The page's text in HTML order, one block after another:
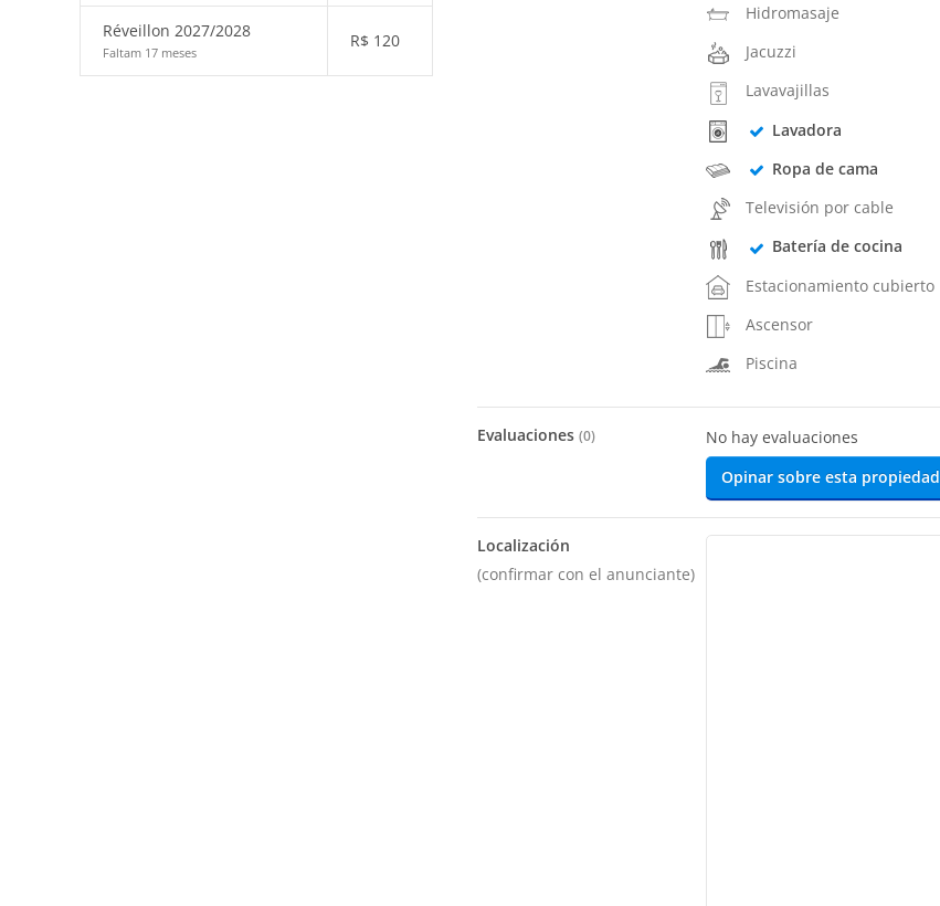
Réveillon 2027/2028
Faltam 17 meses
R$ 120
Hidromasaje
Jacuzzi
Lavavajillas
Lavadora
Ropa de cama
Televisión por cable
Batería de cocina
Estacionamiento cubierto
Ascensor
Piscina
Evaluaciones (0)
No hay evaluaciones
Opinar sobre esta propiedad
Localización
(confirmar con el anunciante)